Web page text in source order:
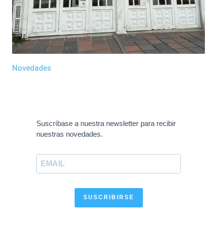
Novedades
Suscríbase a nuestra newsletter para recibir
nuestras novedades.
SUSCRIBIRSE